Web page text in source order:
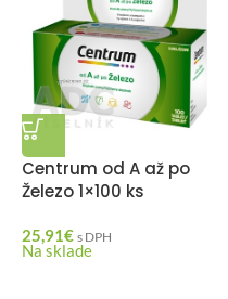
Centrum od A až po
Železo 1×100 ks
25,91€ s DPH
Na sklade